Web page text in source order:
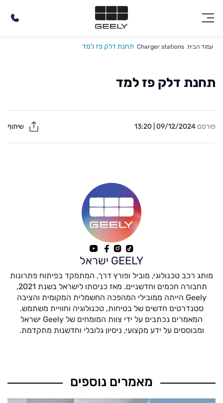
עמוד הבית Charger stations תחנת דלק פז למד
תחנת דלק פז למד
פורסם 09/12/2024 | 13:20
GEELY ישראל
מותג רכב טכנולוגי, מוביל ופורץ דרך, המתמקד בפיתוח פתרונות
תחבורה חכמים וחדשניים. מאז כניסתו לישראל בשנת 2021,
Geely הייתה ממובילי המהפכה החשמלית המקומית והציבה
סטנדרטים חדשים של בטיחות, טכנולוגיה וחוויית משתמש.
המאמרים נכתבים על ידי צוות המומחים של Geely ישראל
ומבוססים על ידע מקצועי, ניסיון גלובלי וחדשנות מתקדמת.
מאמרים נוספים